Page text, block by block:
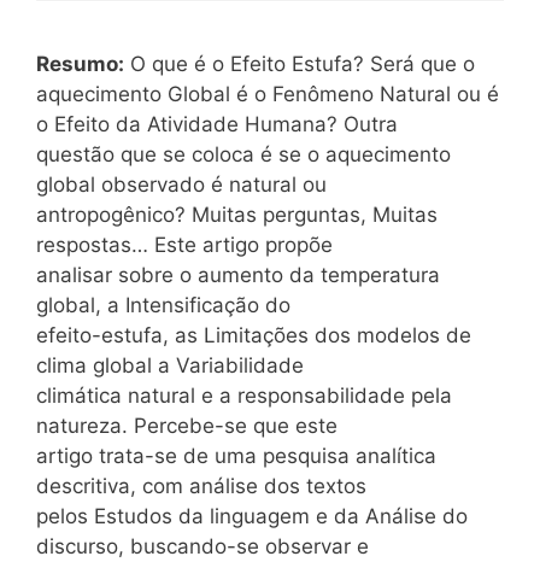
Resumo: O que é o Efeito Estufa? Será que o
aquecimento Global é o Fenômeno Natural ou é
o Efeito da Atividade Humana? Outra
questão que se coloca é se o aquecimento
global observado é natural ou
antropogênico? Muitas perguntas, Muitas
respostas… Este artigo propõe
analisar sobre o aumento da temperatura
global, a Intensificação do
efeito-estufa, as Limitações dos modelos de
clima global a Variabilidade
climática natural e a responsabilidade pela
natureza. Percebe-se que este
artigo trata-se de uma pesquisa analítica
descritiva, com análise dos textos
pelos Estudos da linguagem e da Análise do
discurso, buscando-se observar e